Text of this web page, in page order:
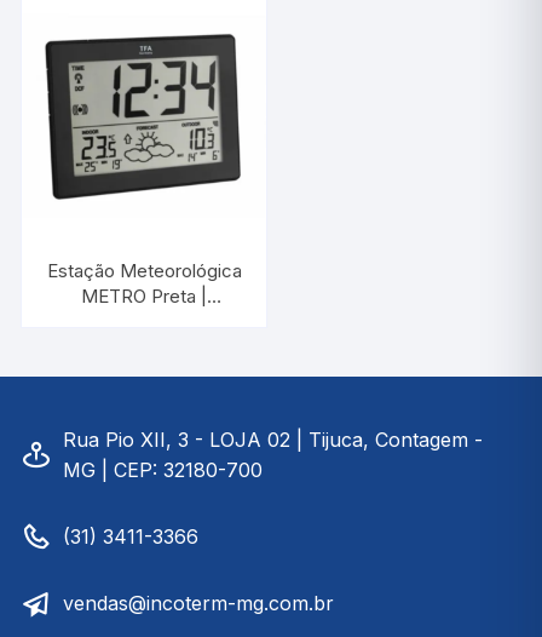
Estação Meteorológica
METRO Preta |
Rua Pio XII, 3 - LOJA 02 | Tijuca, Contagem -
MG | CEP: 32180-700
(31) 3411-3366
vendas@incoterm-mg.com.br